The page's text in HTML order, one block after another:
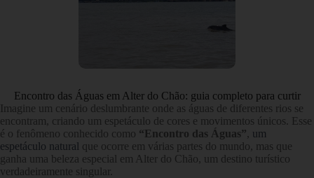
Encontro das Águas em Alter do Chão: guia completo para curtir
Imagine um cenário deslumbrante onde as águas de diferentes rios se
encontram, criando um espetáculo de cores e movimentos únicos. Esse
é o fenômeno conhecido como “Encontro das Águas” um
espetáculo natural que ocorre em várias partes do mundo, mas que
ganha uma beleza especial em Alter do Chão, um destino turístico
verdadeiramente singular.